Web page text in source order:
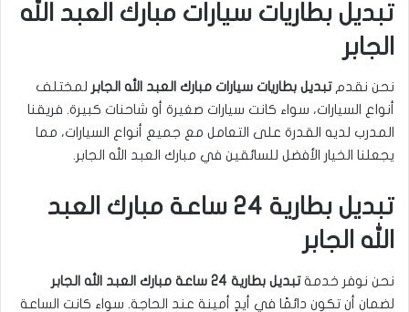
تبديل بطاريات سيارات مبارك العبد الله
الجابر
نحن نقدمتبديل بطاريات سيارات مبارك العبد الله الجابر لمختلف
أنواع السيارات، سواء كانت سيارات صغيرة أو شاحنات كبيرة. فريقنا
المدرب لديه القدرة على التعامل مع جميع أنواع السيارات، مما
يجعلنا الخيار الأفضل للسائقين في مبارك العبد الله الجابر.
تبديل بطارية 24 ساعة مبارك العبد
الله الجابر
نحن نوفر خدمةتبديل بطارية 24 ساعة مبارك العبد الله الجابر
لضمان أن تكون دائمًا في أيدٍ أمينة عند الحاجة. سواء كانت الساعة